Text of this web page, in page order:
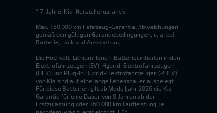
* 7-Jahre-Kia-Herstellergarantie
Max. 150.000 km Fahrzeug-Garantie. Abweichungen
gemäß den gültigen Garantiebedingungen, u. a. bei
Batterie, Lack und Ausstattung.
Die Hochvolt-Lithium-Ionen-Batterieeinheiten in den
Elektrofahrzeugen (EV), Hybrid-Elektrofahrzeugen
(HEV) und Plug-in Hybrid-Elektrofahrzeugen (PHEV)
von Kia sind auf eine lange Lebensdauer ausgelegt.
Für diese Batterien gilt ab Modelljahr 2026 die Kia-
Garantie für eine Dauer von 8 Jahren ab der
Erstzulassung oder 160.000 km Laufleistung, je